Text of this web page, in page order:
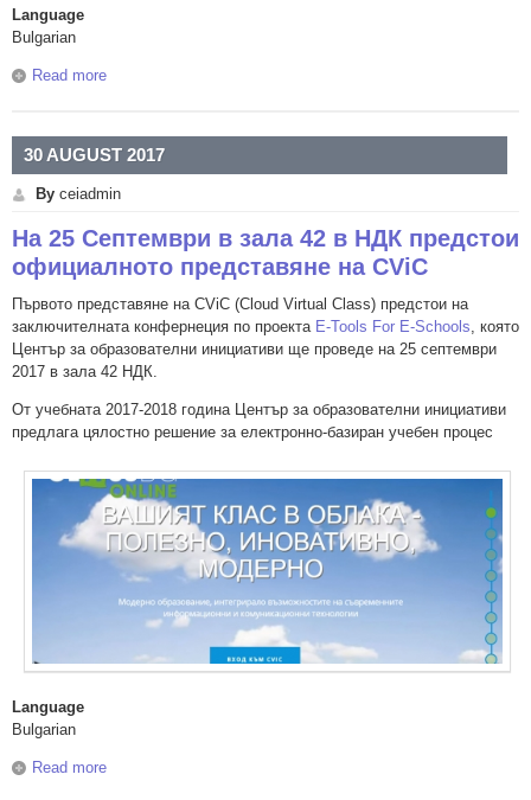
Language
Bulgarian
Read more
30 AUGUST 2017
By ceiadmin
На 25 Септември в зала 42 в НДК предстои
официалното представяне на CViC
Първото представяне на CViC (Cloud Virtual Class) предстои на
заключителната конфернеция по проекта E-Tools For E-Schools, която
Център за образователни инициативи ще проведе на 25 септември
2017 в зала 42 НДК.
От учебната 2017-2018 година Център за образователни инициативи
предлага цялостно решение за електронно-базиран учебен процес
Language
Bulgarian
Read more